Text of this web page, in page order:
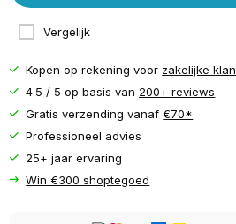
Vergelijk
Kopen op rekening voor zakelijke
4.5 / 5 op basis van 200+ reviews
Gratis verzending vanaf€70*
Professioneel advies
25+ jaar ervaring
Win €300 shoptegoed